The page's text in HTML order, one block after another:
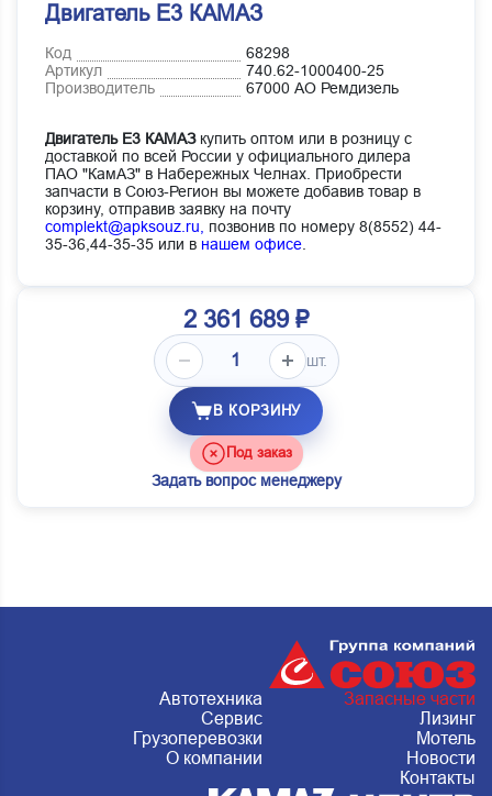
Двигатель Е3 КАМАЗ
Код
68298
Артикул
740.62-1000400-25
Производитель
67000 АО Ремдизель
Двигатель Е3 КАМАЗкупить оптом или в розницу с
доставкой по всей России у официального дилера
ПАО "КамАЗ" в Набережных Челнах. Приобрести
запчасти в Союз-Регион вы можете добавив товар в
корзину, отправив заявку на почту
complekt@apksouz.ru,
позвонив по номеру 8(8552) 44-
35-36,44-35-35 или в нашем офисе
2 361 689 ₽
шт.
В КОРЗИНУ
Под заказ
Задать вопрос менеджеру
Автотехника
Запасные части
Сервис
Лизинг
Грузоперевозки
Мотель
О компании
Новости
Контакты